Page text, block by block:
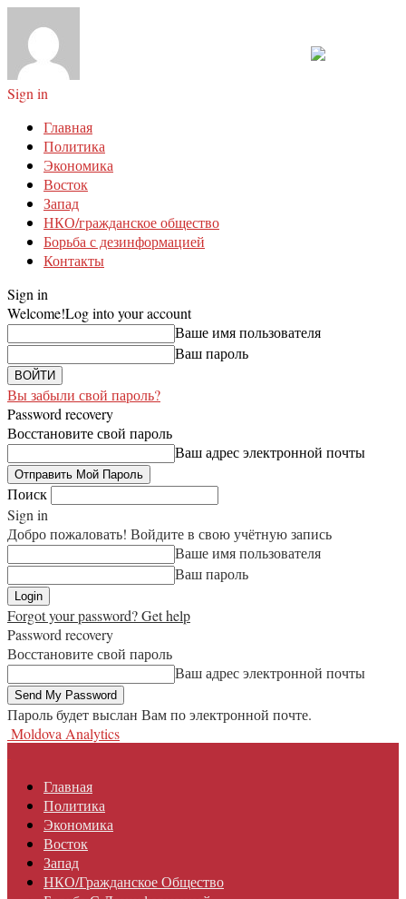
Sign in
Главная
Политика
Экономика
Восток
Запад
НКО/гражданское общество
Борьба с дезинформацией
Контакты
Sign in
Welcome!Log into your account
Ваше имя пользователя
Ваш пароль
Вы забыли свой пароль?
Password recovery
Восстановите свой пароль
Ваш адрес электронной почты
Поиск
Sign in
Добро пожаловать! Войдите в свою учётную запись
Ваше имя пользователя
Ваш пароль
Forgot your password? Get help
Password recovery
Восстановите свой пароль
Ваш адрес электронной почты
Пароль будет выслан Вам по электронной почте.
Moldova Analytics
Главная
Политика
Экономика
Восток
Запад
НКО/гражданское Общество